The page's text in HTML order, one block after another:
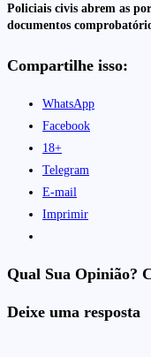
Policiais civis abrem as
documentos
Compartilhe isso:
WhatsApp
Facebook
18+
Telegram
E-mail
Imprimir
Qual Sua Opinião?
Deixe uma resposta